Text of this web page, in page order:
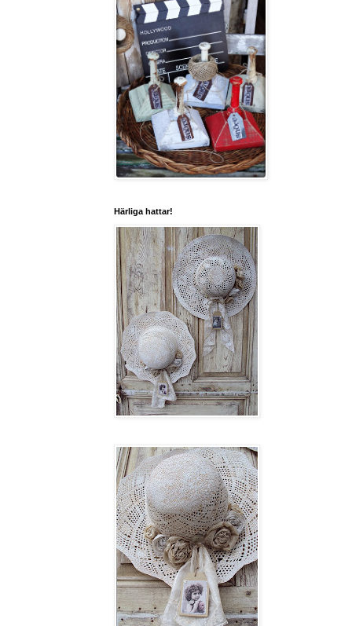
Härliga hattar!